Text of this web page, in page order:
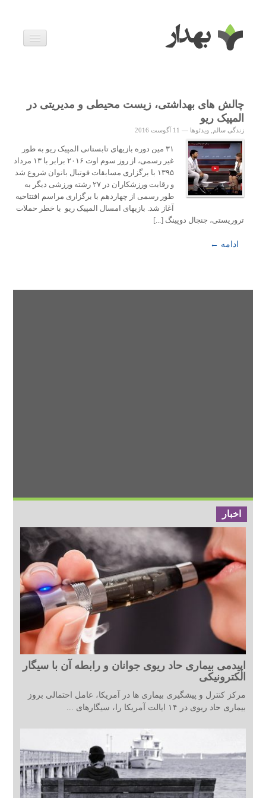
خانواده و بارداری
درباره ما
چالش های بهداشتی، زیست محیطی و مدیریتی در
المپیک ریو
زندگی سالم ویدئوها — 11 آگوست 2016
۳۱ مین دوره بازیهای تابستانی المپیک ریو به طور
غیر رسمی، از روز سوم اوت ۲۰۱۶ برابر با ۱۳ مرداد
۱۳۹۵ با برگزاری مسابقات فوتبال بانوان شروع شد
و رقابت ورزشکاران در ۲۷ رشته ورزشی دیگر به
طور رسمی از چهاردهم با برگزاری مراسم افتتاحیه
آغاز شد. بازیهای امسال المپیک ریو با خطر حملات
تروریستی، جنجال دوپینگ [...]
ادامه ←
اخبار
اپیدمی بیماری حاد ریوی جوانان و رابطه آن با سیگار
الکترونیکی
مرکز کنترل و پیشگیری بیماری ها در آمریکا، عامل احتمالی بروز
بیماری حاد ریوی در ۱۴ ایالت آمریکا را، سیگارهای ...